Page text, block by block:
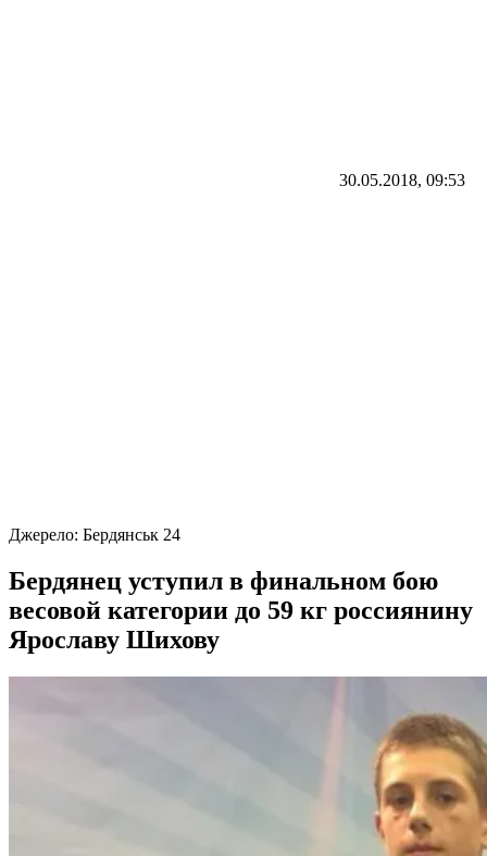
30.05.2018, 09:53
Джерело: Бердянськ 24
Бердянец уступил в финальном бою
весовой категории до 59 кг россиянину
Ярославу Шихову